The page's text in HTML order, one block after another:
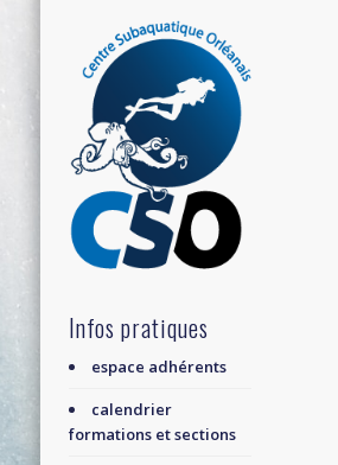
Infos pratiques
espace adhérents
calendrier
formations et sections